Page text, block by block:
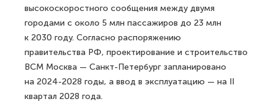
высокоскоростного сообщения между двумя
городами с около 5 млн пассажиров до 23 млн
к 2030 году. Согласно распоряжению
правительства РФ, проектирование и строительство
ВСМ Москва — Санкт-Петербург запланировано
на 2024-2028 годы, а ввод в эксплуатацию — на II
квартал 2028 года.